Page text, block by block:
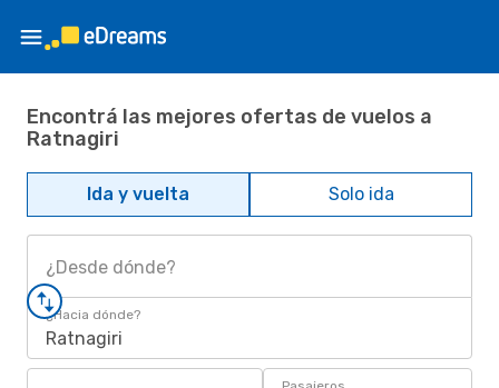
Encontrá las mejores ofertas de vuelos a
Ratnagiri
Ida y vuelta Solo ida
¿Desde dónde?
¿Hacia dónde?
Ratnagiri